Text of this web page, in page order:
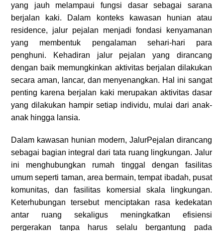
yang jauh melampaui fungsi dasar sebagai sarana
berjalan kaki. Dalam konteks kawasan hunian atau
residence, jalur pejalan menjadi fondasi kenyamanan
yang membentuk pengalaman sehari-hari para
penghuni. Kehadiran jalur pejalan yang dirancang
dengan baik memungkinkan aktivitas berjalan dilakukan
secara aman, lancar, dan menyenangkan. Hal ini sangat
penting karena berjalan kaki merupakan aktivitas dasar
yang dilakukan hampir setiap individu, mulai dari anak-
anak hingga lansia.
Dalam kawasan hunian modern, JalurPejalan dirancang
sebagai bagian integral dari tata ruang lingkungan. Jalur
ini menghubungkan rumah tinggal dengan fasilitas
umum seperti taman, area bermain, tempat ibadah, pusat
komunitas, dan fasilitas komersial skala lingkungan.
Keterhubungan tersebut menciptakan rasa kedekatan
antar ruang sekaligus meningkatkan efisiensi
pergerakan tanpa harus selalu bergantung pada